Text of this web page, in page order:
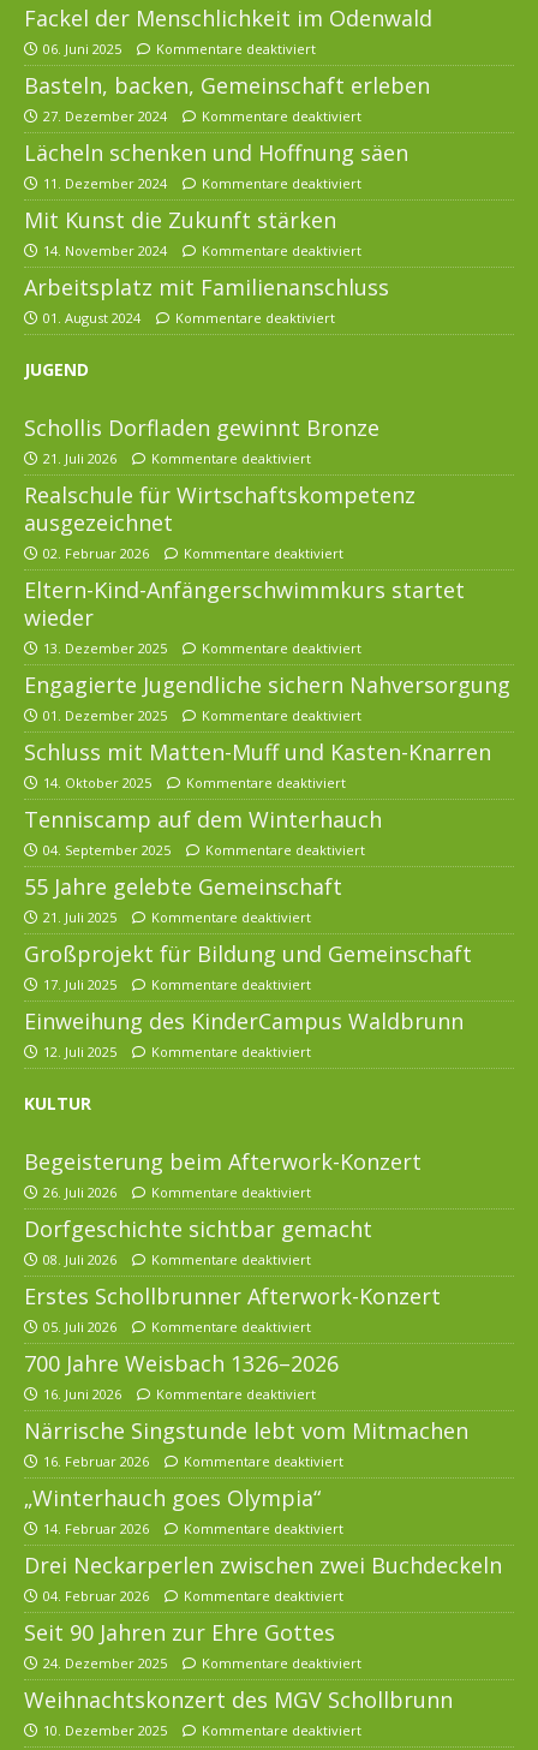
Fackel der Menschlichkeit im Odenwald
06. Juni 2025 Kommentare deaktiviert
Basteln, backen, Gemeinschaft erleben
27. Dezember 2024 Kommentare deaktiviert
Lächeln schenken und Hoffnung säen
11. Dezember 2024 Kommentare deaktiviert
Mit Kunst die Zukunft stärken
14. November 2024 Kommentare deaktiviert
Arbeitsplatz mit Familienanschluss
01. August 2024 Kommentare deaktiviert
JUGEND
Schollis Dorfladen gewinnt Bronze
21. Juli 2026 Kommentare deaktiviert
Realschule für Wirtschaftskompetenz
ausgezeichnet
02. Februar 2026 Kommentare deaktiviert
Eltern-Kind-Anfängerschwimmkurs startet
wieder
13. Dezember 2025 Kommentare deaktiviert
Engagierte Jugendliche sichern Nahversorgung
01. Dezember 2025 Kommentare deaktiviert
Schluss mit Matten-Muff und Kasten-Knarren
14. Oktober 2025 Kommentare deaktiviert
Tenniscamp auf dem Winterhauch
04. September 2025 Kommentare deaktiviert
55 Jahre gelebte Gemeinschaft
21. Juli 2025 Kommentare deaktiviert
Großprojekt für Bildung und Gemeinschaft
17. Juli 2025 Kommentare deaktiviert
Einweihung des KinderCampus Waldbrunn
12. Juli 2025 Kommentare deaktiviert
KULTUR
Begeisterung beim Afterwork-Konzert
26. Juli 2026 Kommentare deaktiviert
Dorfgeschichte sichtbar gemacht
08. Juli 2026 Kommentare deaktiviert
Erstes Schollbrunner Afterwork-Konzert
05. Juli 2026 Kommentare deaktiviert
700 Jahre Weisbach 1326–2026
16. Juni 2026 Kommentare deaktiviert
Närrische Singstunde lebt vom Mitmachen
16. Februar 2026 Kommentare deaktiviert
„Winterhauch goes Olympia“
14. Februar 2026 Kommentare deaktiviert
Drei Neckarperlen zwischen zwei Buchdeckeln
04. Februar 2026 Kommentare deaktiviert
Seit 90 Jahren zur Ehre Gottes
24. Dezember 2025 Kommentare deaktiviert
Weihnachtskonzert des MGV Schollbrunn
10. Dezember 2025 Kommentare deaktiviert